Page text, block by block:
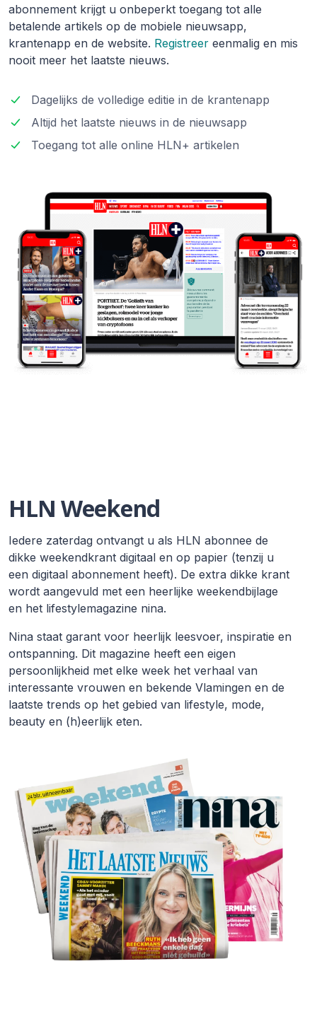
abonnement krijgt u onbeperkt toegang tot alle
betalende artikels op de mobiele nieuwsapp,
krantenapp en de website. Registreer eenmalig en mis
nooit meer het laatste nieuws.
Dagelijks de volledige editie in de krantenapp
Altijd het laatste nieuws in de nieuwsapp
Toegang tot alle online HLN+ artikelen
HLN Weekend
Iedere zaterdag ontvangt u als HLN abonnee de
dikke weekendkrant digitaal en op papier (tenzij u
een digitaal abonnement heeft). De extra dikke krant
wordt aangevuld met een heerlijke weekendbijlage
en het lifestylemagazine nina.
Nina staat garant voor heerlijk leesvoer, inspiratie en
ontspanning. Dit magazine heeft een eigen
persoonlijkheid met elke week het verhaal van
interessante vrouwen en bekende Vlamingen en de
laatste trends op het gebied van lifestyle, mode,
beauty en (h)eerlijk eten.